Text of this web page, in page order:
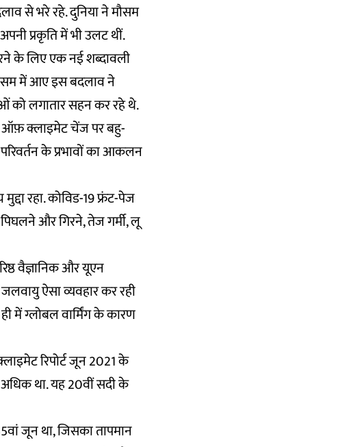
से भरे रहे. दुनिया ने मौसम
प्रकृति में भी उलट थीं.
के लिए एक नई शब्दावली
में आए इस बदलाव ने
को लगातार सहन कर रहे थे.
ऑफ़ क्लाइमेट चेंज पर बहु-
परिवर्तन के प्रभावों का आकलन
रहा. कोविड-19 फ्रंट-पेज
पिघलने और गिरने, तेज गर्मी, लू
वैज्ञानिक और यूएन
ऐसा व्यवहार कर रही
में ग्लोबल वार्मिंग के कारण
रिपोर्ट जून 2021 के
अधिक था. यह 20वीं सदी के
जून था, जिसका तापमान